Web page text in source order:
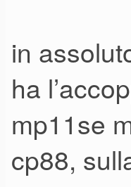
in
ha
mp11se
cp88,